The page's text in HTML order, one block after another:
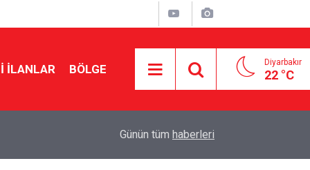
İLANLAR BÖLGE Diyarbakır
22 °C
Cengiz Çandar’dan çerçeve yasa açıklaması
Günün tüm haberleri